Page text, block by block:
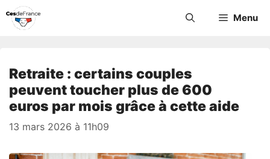
Aller
Menu
Retraite : certains couples
peuvent toucher plus de 600
euros par mois grâce à cette aide
13 mars 2026 à 11h09